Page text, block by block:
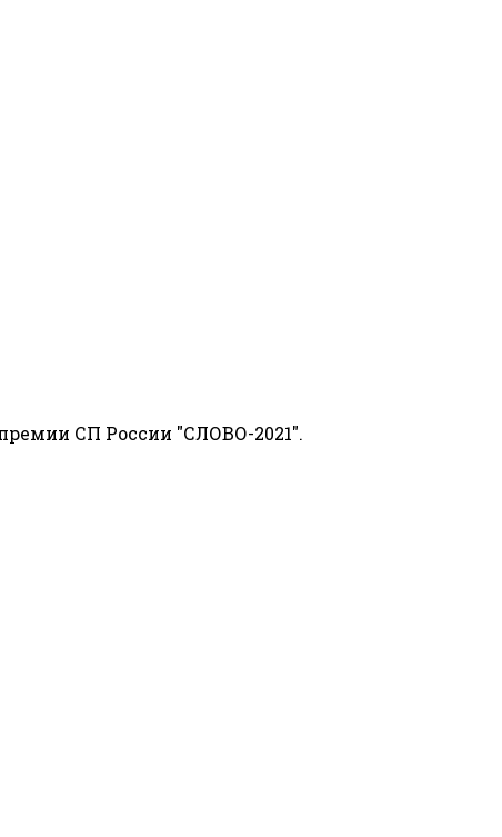
СП России "СЛОВО-2021".